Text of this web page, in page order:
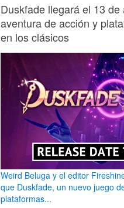
Duskfade llegará el 13
aventura de acción y
en los clásicos
Weird Beluga y el editor
que Duskfade, un nuevo juego
plataformas...